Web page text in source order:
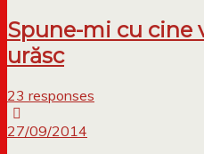
Spune-mi cu cine
urăsc
23 responses
27/09/2014